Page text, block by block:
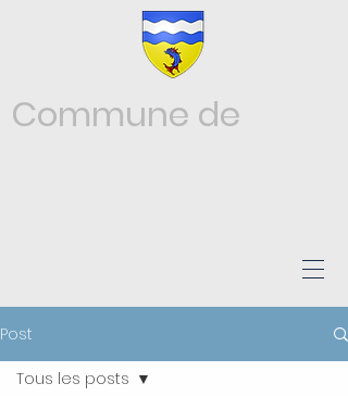
Commune de
Post
Tous les posts